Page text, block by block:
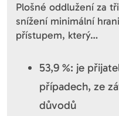
Plošné oddlužení za
snížení minimální
přístupem, který…
53,9 %: je
případech, ze
důvodů